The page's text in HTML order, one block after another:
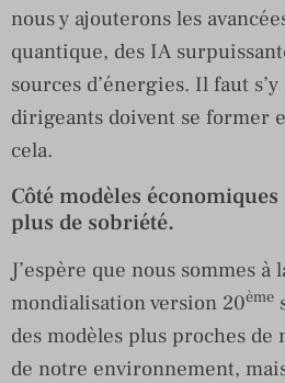
nous y ajouterons les
quantique, des IA
sources d’énergies. Il faut
dirigeants doivent se former
cela.
Côté modèles
plus de sobriété.
J’espère que nous sommes à
mondialisation version 20ème
des modèles plus proches
de notre environnement,